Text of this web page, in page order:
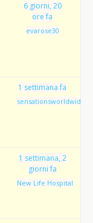
6 giorni, 20
ore fa
evarose30
1 settimana fa
sensationsworldwide
1 settimana, 2
giorni fa
New Life Hospital